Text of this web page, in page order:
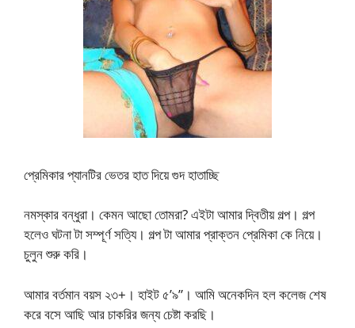
প্রেমিকার প্যানটির ভেতর হাত দিয়ে গুদ হাতাচ্ছি
নমস্কার বন্ধুরা। কেমন আছো তোমরা? এইটা আমার দ্বিতীয় গল্প। গল্প
হলেও ঘটনা টা সম্পূর্ণ সত্যি। গল্প টা আমার প্রাক্তন প্রেমিকা কে নিয়ে।
চুলুন শুরু করি।
আমার বর্তমান বয়স ২৩+। হাইট ৫’৯”। আমি অনেকদিন হল কলেজ শেষ
করে বসে আছি আর চাকরির জন্য চেষ্টা করছি।